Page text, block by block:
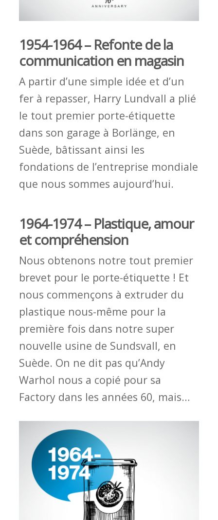
1954-1964 – Refonte de la
communication en magasin
A partir d’une simple idée et d’un
fer à repasser, Harry Lundvall a plié
le tout premier porte-étiquette
dans son garage à Borlänge, en
Suède, bâtissant ainsi les
fondations de l’entreprise mondiale
que nous sommes aujourd’hui.
1964-1974– Plastique,amour
et compréhension
Nous obtenons notre tout premier
brevet pour le porte-étiquette ! Et
nous commençons à extruder du
plastique nous-même pour la
première fois dans notre super
nouvelle usine de Sundsvall, en
Suède. On ne dit pas qu’Andy
Warhol nous a copié pour sa
Factory dans les années 60, mais…